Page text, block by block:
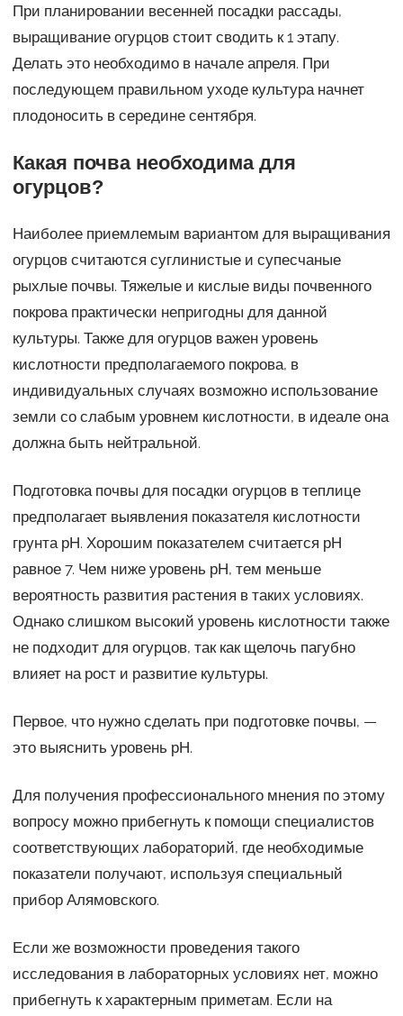
При планировании весенней посадки рассады,
выращивание огурцов стоит сводить к 1 этапу.
Делать это необходимо в начале апреля. При
последующем правильном уходе культура начнет
плодоносить в середине сентября.
Какая почва необходима для
огурцов?
Наиболее приемлемым вариантом для выращивания
огурцов считаются суглинистые и супесчаные
рыхлые почвы. Тяжелые и кислые виды почвенного
покрова практически непригодны для данной
культуры. Также для огурцов важен уровень
кислотности предполагаемого покрова, в
индивидуальных случаях возможно использование
земли со слабым уровнем кислотности, в идеале она
должна быть нейтральной.
Подготовка почвы для посадки огурцов в теплице
предполагает выявления показателя кислотности
грунта рН. Хорошим показателем считается рН
равное 7. Чем ниже уровень рН, тем меньше
вероятность развития растения в таких условиях.
Однако слишком высокий уровень кислотности также
не подходит для огурцов, так как щелочь пагубно
влияет на рост и развитие культуры.
Первое, что нужно сделать при подготовке почвы, —
это выяснить уровень рН.
Для получения профессионального мнения по этому
вопросу можно прибегнуть к помощи специалистов
соответствующих лабораторий, где необходимые
показатели получают, используя специальный
прибор Алямовского.
Если же возможности проведения такого
исследования в лабораторных условиях нет, можно
прибегнуть к характерным приметам. Если на